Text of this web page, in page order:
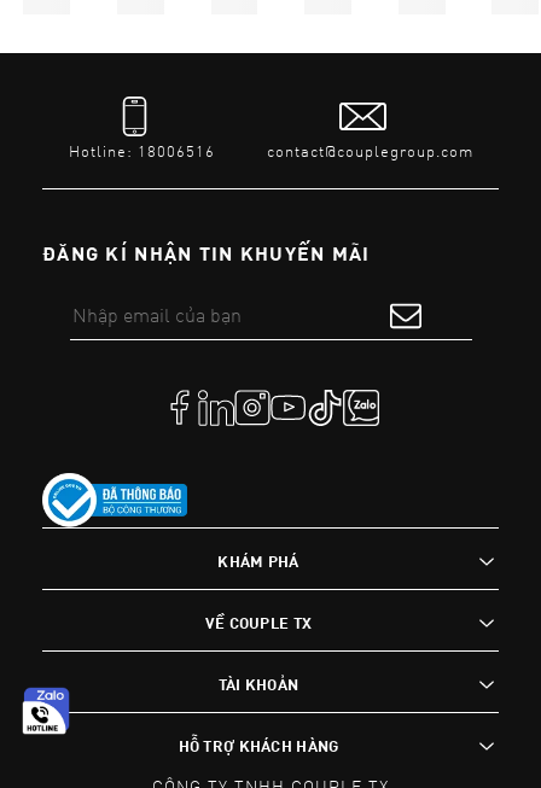
Hotline: 18006516 contact@couplegroup.com
ĐĂNG KÍ NHẬN TIN KHUYẾN MÃI
KHÁM PHÁ
VỀ COUPLE TX
TÀI KHOẢN
HỖ TRỢ KHÁCH HÀNG